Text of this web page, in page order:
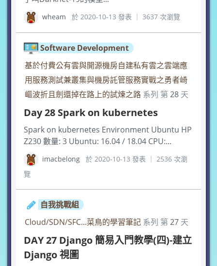
wheam 於 2020-10-13 發表 ｜ 3637 次瀏覽
Software Development
基於付費公有雲與開源機房自建私有雲之雲端應
用服務測試兼叢集與機房託管服務實戰之勇者崎
嶇波折且劍還掉在路上的試煉之路 系列 第28 天
Day 28 Spark on kubernetes
Spark on kubernetes Environment Ubuntu HP
Z230 數量: 3 Ubuntu: 16.04 / 18.04 CPU:...
imacbelong
於 2020-10-13 發表 ｜ 2536 次瀏
覽
自我挑戰組
Cloud/SDN/SFC...菜鳥的學習筆記 系列 第27 天
DAY 27 Django 簡易入門教學(四)-建立
Django 視圖